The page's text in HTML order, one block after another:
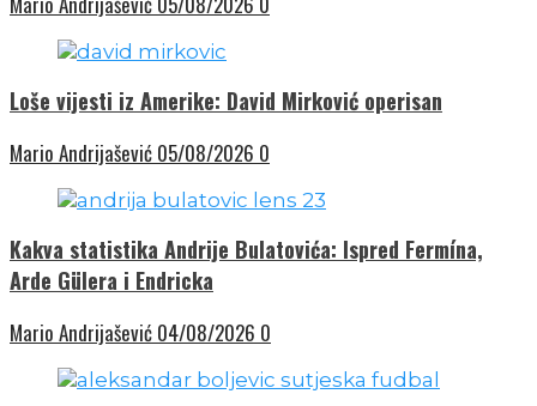
Loše vijesti iz Amerike: David Mirković operisan
Mario Andrijašević 05/08/2026 0
Kakva statistika Andrije Bulatovića: Ispred Fermína,
Arde Gülera i Endricka
Mario Andrijašević 04/08/2026 0